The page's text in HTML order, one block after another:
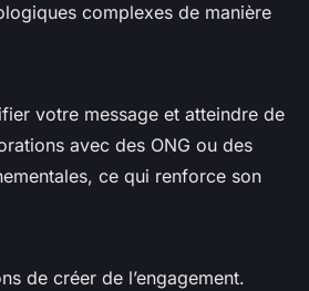
complexes de manière
votre message et atteindre de
avec des ONG ou des
ce qui renforce son
de créer de l’engagement.